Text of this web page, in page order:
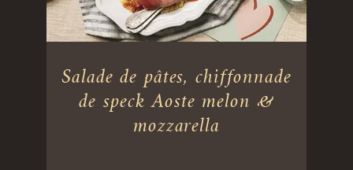
Salade de pâtes, chiffonnade
de speck Aoste melon &
mozzarella